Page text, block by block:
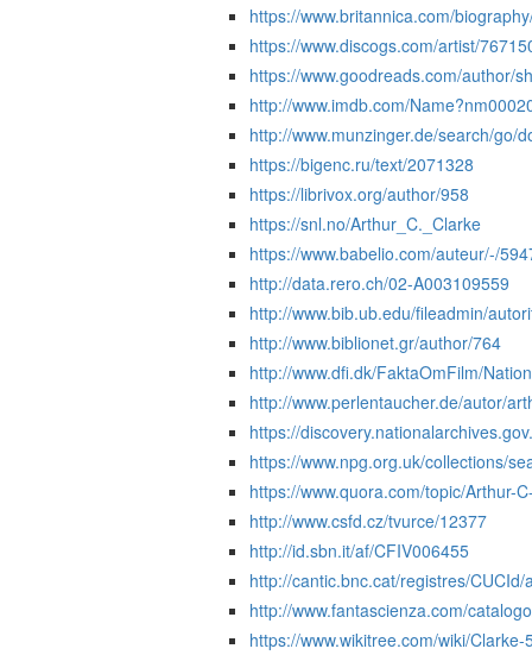
https://www.britannica.com/
https://www.discogs.com/artist/
https://www.goodreads.com/author/
http://www.imdb.com/
http://www.munzinger.de/search/go/
https://bigenc.ru/text/2071328
https://librivox.org/author/958
https://snl.no/Arthur_C._Clarke
https://www.babelio.com/auteur/-/
http://data.rero.ch/02-A003109559
http://www.bib.ub.edu/fileadmin/
http://www.biblionet.gr/author/764
http://www.dfi.dk/FaktaOmFilm/
http://www.perlentaucher.de/autor/
https://
https://www.npg.org.uk/collections/
https://www.quora.com/topic/Arthur-
http://www.csfd.cz/tvurce/12377
http://id.sbn.it/af/CFIV006455
http://cantic.bnc.cat/registres/CUCId/
http://www.fantascienza.com/
https://www.wikitree.com/wiki/Clarke-